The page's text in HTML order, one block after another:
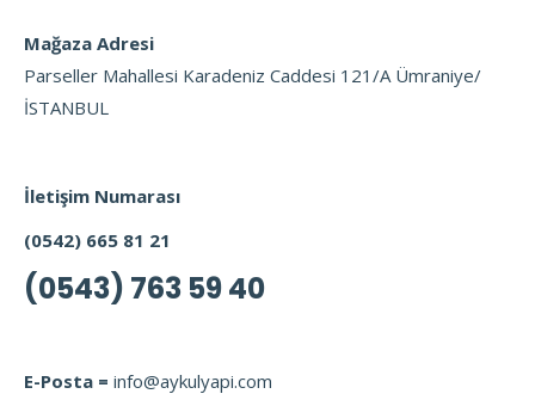
Mağaza Adresi
Parseller Mahallesi Karadeniz Caddesi 121/A Ümraniye/
İSTANBUL
İletişim Numarası
(0542) 665 81 21
(0543) 763 59 40
E-Posta = info@aykulyapi.com